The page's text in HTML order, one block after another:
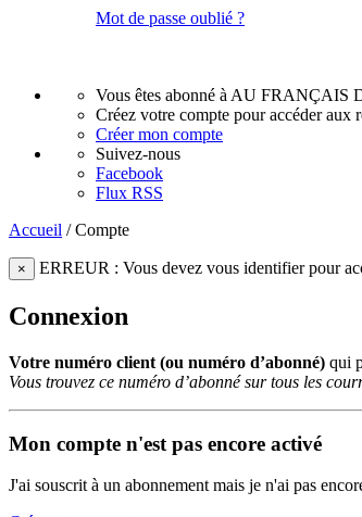
Mot de passe oublié ?
Vous êtes abonné à AU
Créez votre compte pour accéder aux
Créer mon compte
Suivez-nous
Facebook
Flux RSS
Accueil /Compte
× ERREUR : Vous devez vous identifier pour
Connexion
Votre numéro client (ou numéro d’abonné) qui
Vous trouvez ce numéro d’abonné sur tous les
Mon compte n'est pas encore activé
J'ai souscrit à un abonnement mais je n'ai pas